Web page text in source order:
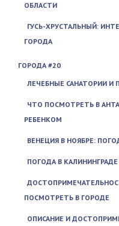
ОБЛАСТИ
ГУСЬ-ХРУСТАЛЬНЫЙ:
ГОРОДА
ГОРОДА #20
ЛЕЧЕБНЫЕ САНАТОРИИ И
ЧТО ПОСМОТРЕТЬ В
РЕБЕНКОМ
ВЕНЕЦИЯ В НОЯБРЕ:
ПОГОДА В
ПОСМОТРЕТЬ В ГОРОДЕ
ОПИСАНИЕ И